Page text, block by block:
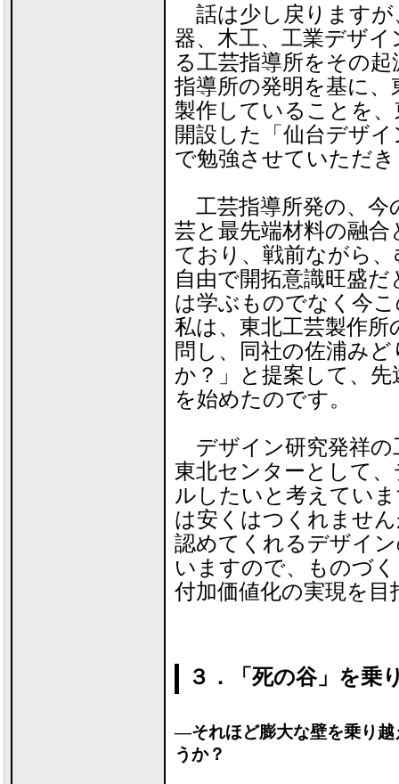
話は少し戻りますが
器、木工、工業デザ
る工芸指導所をその
指導所の発明を基に
製作していることを
開設した「仙台デザ
で勉強させていただ
工芸指導所発の、今
芸と最先端材料の融
ており、戦前ながら
自由で開拓意識旺盛
は学ぶものでなく今
私は、東北工芸製作
問し、同社の佐浦み
か？」と提案して、
を始めたのです。
デザイン研究発祥の
東北センターとして
ルしたいと考えてい
は安くはつくれませ
認めてくれるデザイ
いますので、ものづ
付加価値化の実現を
３．「死の谷」を乗
―それほど膨大な壁を乗り越
うか？